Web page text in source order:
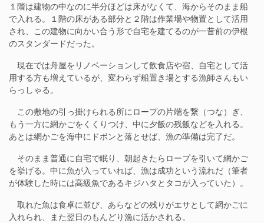
１階は建物の中なのに半分ほどは床がなくて、海からそのまま船
で入れる。１階の床がある部分と２階は作業場や物置として活用
され、この建物に向かい合う形で自宅を建てるのが一昔前の伊根
のスタンダードだった。
現在では舟屋をリノベーションして飲食店や宿、自宅として活
用する方も増えているが、変わらず船置き場とする漁師さんもい
らっしゃる。
この敷地の引っ掛けられる所にロープの片端を繋（つな）ぎ、
もう一方に網かごをくくりつけ、中に夕飯の残飯などを入れる。
あとは網かごを海中にドボンと落とせば、漁の準備は完了だ。
そのまま普通に自宅で眠り、朝起きたらロープを引いて網かご
を挙げる。中に魚が入っていれば、漁は成功という流れだ（筆者
が体験した時には高級魚であるキジハタとタコが入っていた）。
取れた魚は食卓に並び、あらなどの残りがエサとして網かごに
入れられ、また翌日のもんどり漁に活かされる。